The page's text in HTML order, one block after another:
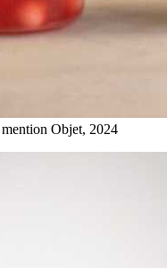
Objet, 2024